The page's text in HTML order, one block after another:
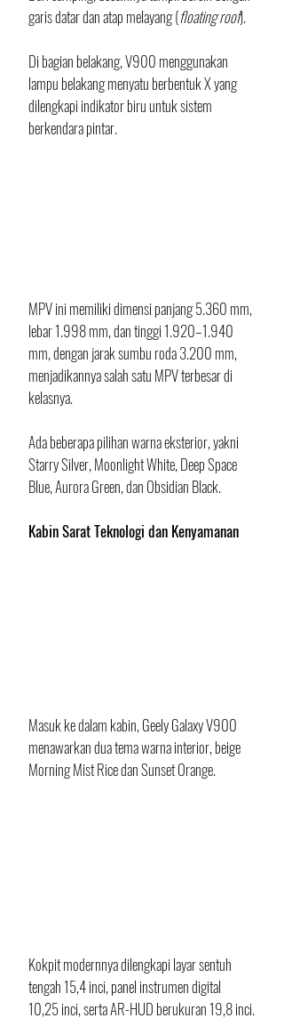
garis datar dan atap melayang (floating roof).
Di bagian belakang, V900 menggunakan
lampu belakang menyatu berbentuk X yang
dilengkapi indikator biru untuk sistem
berkendara pintar.
MPV ini memiliki dimensi panjang 5.360 mm,
lebar 1.998 mm, dan tinggi 1.920–1.940
mm, dengan jarak sumbu roda 3.200 mm,
menjadikannya salah satu MPV terbesar di
kelasnya.
Ada beberapa pilihan warna eksterior, yakni
Starry Silver, Moonlight White, Deep Space
Blue, Aurora Green, dan Obsidian Black.
Kabin Sarat Teknologi dan Kenyamanan
Masuk ke dalam kabin, Geely Galaxy V900
menawarkan dua tema warna interior, beige
Morning Mist Rice dan Sunset Orange.
Kokpit modernnya dilengkapi layar sentuh
tengah 15,4 inci, panel instrumen digital
10,25 inci, serta AR-HUD berukuran 19,8 inci.